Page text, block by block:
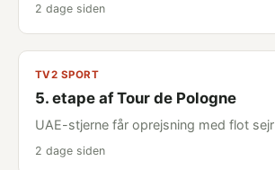
2 dage siden
TV2 SPORT
5. etape af Tour de Pologne
UAE-stjerne får oprejsning med flot sejr
2 dage siden